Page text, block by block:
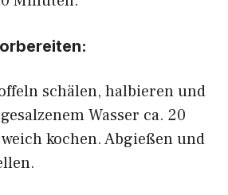
schälen, halbieren und
Wasser ca. 20
kochen. Abgießen und